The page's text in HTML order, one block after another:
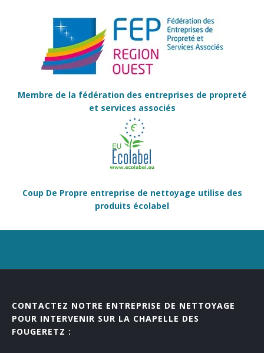
Membre de la fédération des entreprises de propreté
et services associés
Coup De Propre entreprise de nettoyage utilise des
produits écolabel
CONTACTEZ NOTRE ENTREPRISE DE NETTOYAGE
POUR INTERVENIR SUR LA CHAPELLE DES
FOUGERETZ :